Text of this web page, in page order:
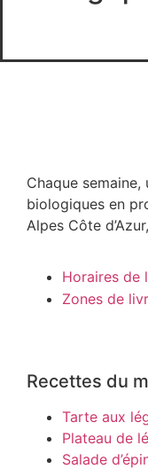
Chaque
biologiques en
Alpes Côte
Horaires de
Zones de
Recettes du
Tarte aux
Plateau de
Salade